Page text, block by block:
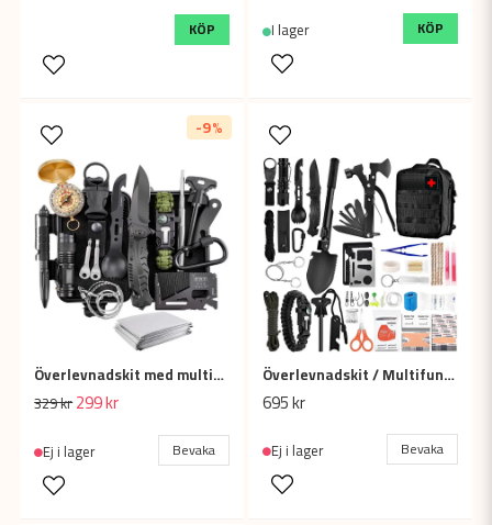
KÖP I lager KÖP
Överlevnadskit med multifunktionella verktyg för friluftsliv och camping
329 kr299 kr
Ej i lager Bevaka
-9%
Överlevnadskit / Multifunktionellt beredskapskit med väska
695 kr
Ej i lager Bevaka